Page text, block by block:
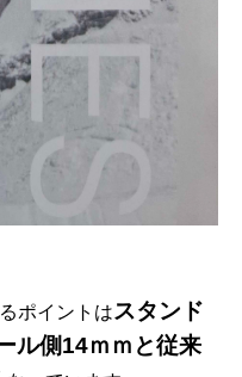
ポイントはスタンド
ル側14ｍｍと従来